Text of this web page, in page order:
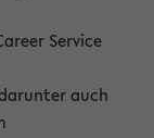
Service
auch